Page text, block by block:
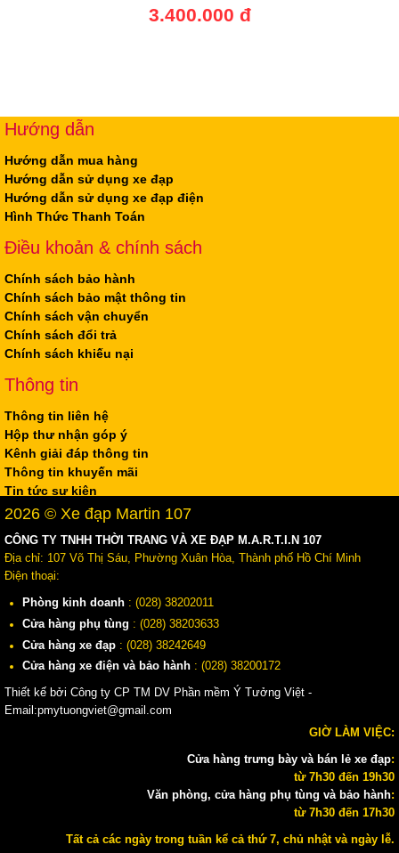
3.400.000 đ
Hướng dẫn
Hướng dẫn mua hàng
Hướng dẫn sử dụng xe đạp
Hướng dẫn sử dụng xe đạp điện
Hình Thức Thanh Toán
Điều khoản & chính sách
Chính sách bảo hành
Chính sách bảo mật thông tin
Chính sách vận chuyển
Chính sách đổi trả
Chính sách khiếu nại
Thông tin
Thông tin liên hệ
Hộp thư nhận góp ý
Kênh giải đáp thông tin
Thông tin khuyến mãi
Tin tức sự kiện
2026 © Xe đạp Martin 107
CÔNG TY TNHH THỜI TRANG VÀ XE ĐẠP M.A.R.T.I.N 107
Địa chỉ: 107 Võ Thị Sáu, Phường Xuân Hòa, Thành phố Hồ Chí Minh
Điện thoại:
Phòng kinh doanh : (028) 38202011
Cửa hàng phụ tùng : (028) 38203633
Cửa hàng xe đạp : (028) 38242649
Cửa hàng xe điện và bảo hành : (028) 38200172
Thiết kế bởi Công ty CP TM DV Phần mềm Ý Tưởng Việt -
Email:pmytuongviet@gmail.com
GIỜ LÀM VIỆC:
Cửa hàng trưng bày và bán lẻ xe đạp:
từ 7h30 đến 19h30
Văn phòng, cửa hàng phụ tùng và bảo hành:
từ 7h30 đến 17h30
Tất cả các ngày trong tuần kể cả thứ 7, chủ nhật và ngày lễ.